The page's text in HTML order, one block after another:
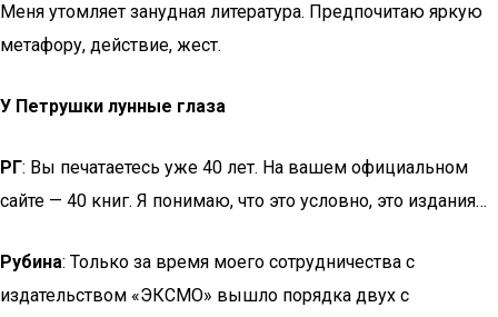
Меня утомляет занудная литература. Предпочитаю яркую
метафору, действие, жест.
У Петрушки лунные глаза
РГ: Вы печатаетесь уже 40 лет. На вашем официальном
сайте — 40 книг. Я понимаю, что это условно, это издания…
Рубина: Только за время моего сотрудничества с
издательством «ЭКСМО» вышло порядка двух с